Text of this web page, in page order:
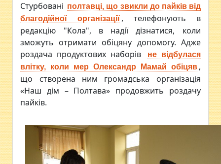
Стурбовані полтавці, що звикли до пайків від
благодійної організації , телефонують в
редакцію "Кола", в надії дізнатися, коли
зможуть отримати обіцяну допомогу. Адже
роздача продуктових наборів
не відбулася
влітку, коли мер Олександр Мамай обіцяв ,
що створена ним громадська організація
«Наш дім – Полтава» продовжить роздачу
пайків.